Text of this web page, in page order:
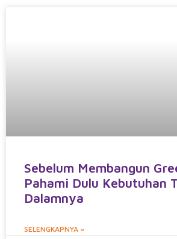
Sebelum Membangun
Pahami Dulu Kebutuhan
Dalamnya
SELENGKAPNYA »